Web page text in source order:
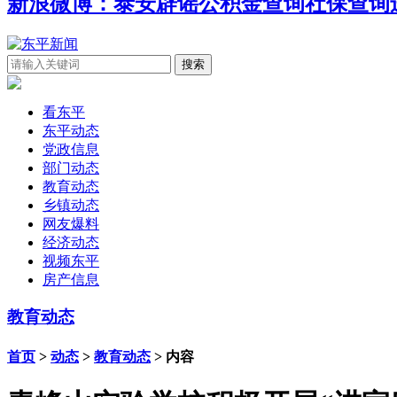
看东平
东平动态
党政信息
部门动态
教育动态
乡镇动态
网友爆料
经济动态
视频东平
房产信息
教育动态
首页 > 动态 > 教育动态 > 内容